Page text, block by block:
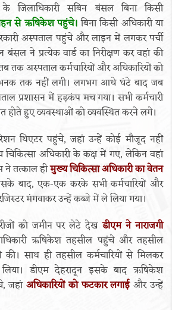
जिलाधिकारी सबिन बंसल बिना किसी
से ऋषिकेश पहुंचे।बिना किसी अधिकारी या
अस्पताल पहुंचे और लाइन में लगकर पर्ची
ने प्रत्येक वार्ड का निरीक्षण कर वहां की
तक अस्पताल कर्मचारियों और अधिकारियों को
भनक तक नहीं लगी। लगभग आधे घंटे बाद जब
प्रशासन में हड़कंप मच गया। सभी कर्मचारी
होते हुए व्यवस्थाओं को व्यवस्थित करने लगे।
थिएटर पहुंचे, जहां उन्हें कोई मौजूद नहीं
अधिकारी के कक्ष में गए, लेकिन वहां
ने तत्काल हीमुख्य चिकित्सा अधिकारी का वेतन
बाद, एक-एक करके सभी कर्मचारियों और
मंगवाकर उन्हें कब्जे में ले लिया गया।
को जमीन पर लेटे देख डीएम ने नाराजगी
ऋषिकेश तहसील पहुंचे और तहसील
साथ ही तहसील कर्मचारियों से मिलकर
डीएम देहरादून इसके बाद ऋषिकेश
जहांअधिकारियों को फटकार लगाईऔर उन्हें